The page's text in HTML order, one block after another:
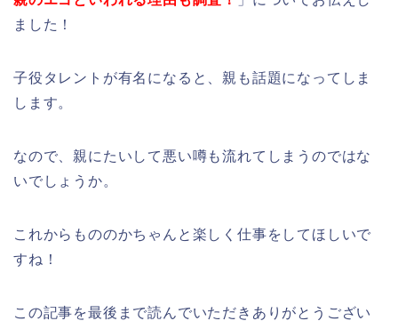
ました！
子役タレントが有名になると、親も話題になってしま
します。
なので、親にたいして悪い噂も流れてしまうのではな
いでしょうか。
これからもののかちゃんと楽しく仕事をしてほしいで
すね！
この記事を最後まで読んでいただきありがとうござい